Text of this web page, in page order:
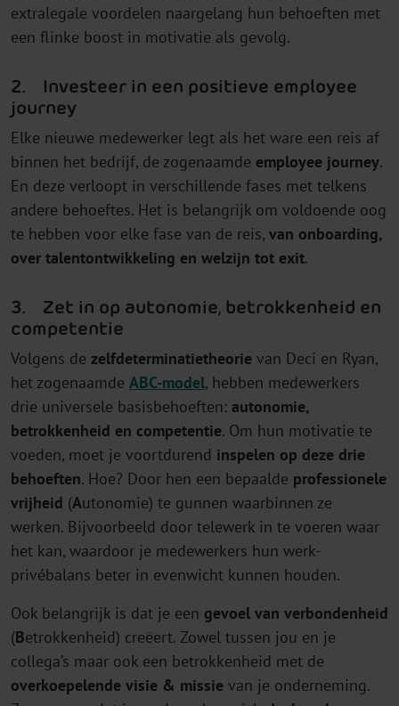
extralegale voordelen naargelang hun behoeften met
een flinke boost in motivatie als gevolg.
2. Investeer in een positieve employee
journey
Elke nieuwe medewerker legt als het ware een reis af
binnen het bedrijf, de zogenaamde employee journey.
En deze verloopt in verschillende fases met telkens
andere behoeftes. Het is belangrijk om voldoende oog
te hebben voor elke fase van de reis, van onboarding,
over talentontwikkeling en welzijn tot exit.
3. Zet in op autonomie, betrokkenheid en
competentie
Volgens de zelfdeterminatietheorie van Deci en Ryan,
het zogenaamde ABC-model, hebben medewerkers
drie universele basisbehoeften: autonomie,
betrokkenheid en competentie. Om hun motivatie te
voeden, moet je voortdurend inspelen op deze drie
behoeften. Hoe? Door hen een bepaalde professionele
vrijheid (Autonomie) te gunnen waarbinnen ze
werken. Bijvoorbeeld door telewerk in te voeren waar
het kan, waardoor je medewerkers hun werk-
privébalans beter in evenwicht kunnen houden.
Ook belangrijk is dat je een gevoel van verbondenheid
(Betrokkenheid) creëert. Zowel tussen jou en je
collega’s maar ook een betrokkenheid met de
overkoepelende visie & missie van je onderneming.